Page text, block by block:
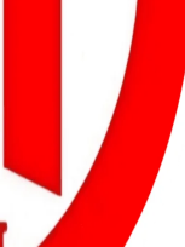
गली से स्थानीय